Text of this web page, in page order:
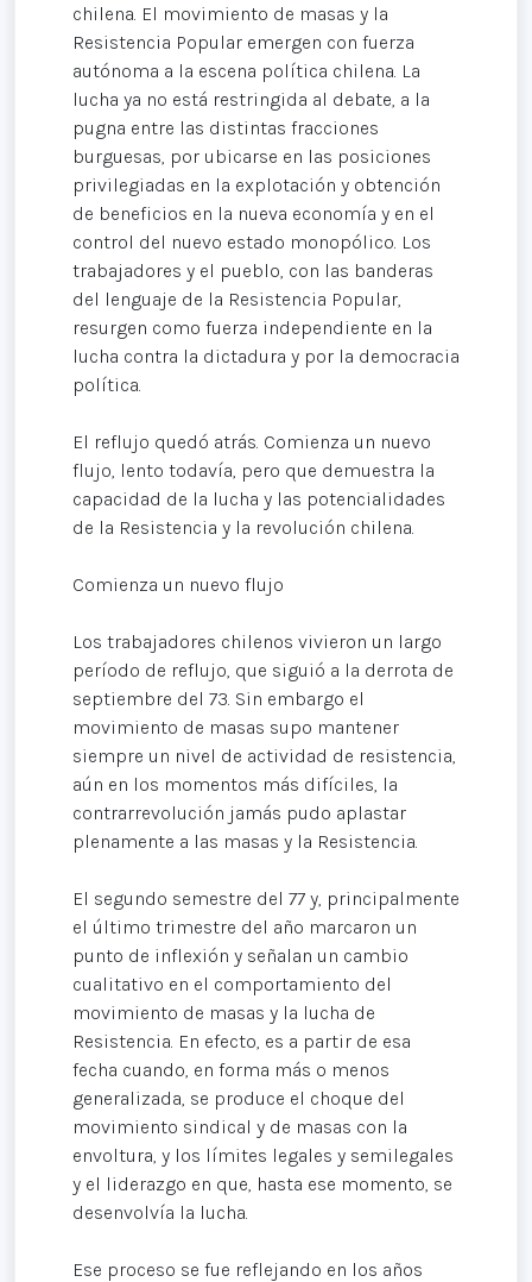
chilena. El movimiento de masas y la
Resistencia Popular emergen con fuerza
autónoma a la escena política chilena. La
lucha ya no está restringida al debate, a la
pugna entre las distintas fracciones
burguesas, por ubicarse en las posiciones
privilegiadas en la explotación y obtención
de beneficios en la nueva economía y en el
control del nuevo estado monopólico. Los
trabajadores y el pueblo, con las banderas
del lenguaje de la Resistencia Popular,
resurgen como fuerza independiente en la
lucha contra la dictadura y por la democracia
política.
El reflujo quedó atrás. Comienza un nuevo
flujo, lento todavía, pero que demuestra la
capacidad de la lucha y las potencialidades
de la Resistencia y la revolución chilena.
Comienza un nuevo flujo
Los trabajadores chilenos vivieron un largo
período de reflujo, que siguió a la derrota de
septiembre del 73. Sin embargo el
movimiento de masas supo mantener
siempre un nivel de actividad de resistencia,
aún en los momentos más difíciles, la
contrarrevolución jamás pudo aplastar
plenamente a las masas y la Resistencia.
El segundo semestre del 77 y, principalmente
el último trimestre del año marcaron un
punto de inflexión y señalan un cambio
cualitativo en el comportamiento del
movimiento de masas y la lucha de
Resistencia. En efecto, es a partir de esa
fecha cuando, en forma más o menos
generalizada, se produce el choque del
movimiento sindical y de masas con la
envoltura, y los límites legales y semilegales
y el liderazgo en que, hasta ese momento, se
desenvolvía la lucha.
Ese proceso se fue reflejando en los años